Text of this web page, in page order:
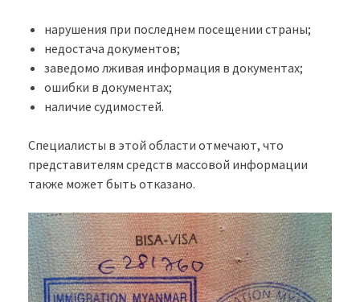
нарушения при последнем посещении страны;
недостача документов;
заведомо лживая информация в документах;
ошибки в документах;
наличие судимостей.
Специалисты в этой области отмечают, что
представителям средств массовой информации
также может быть отказано.